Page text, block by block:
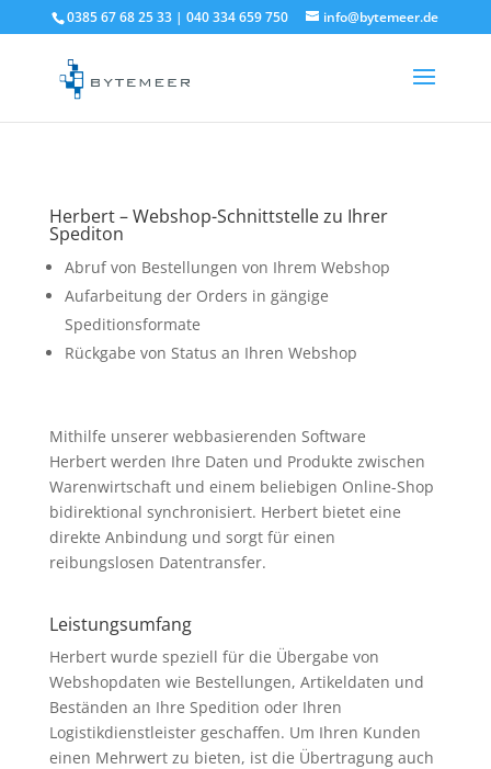
0385 67 68 25 33 | 040 334 659 750 info@bytemeer.de
Herbert – Webshop-Schnittstelle zu Ihrer
Spediton
Abruf von Bestellungen von Ihrem Webshop
Aufarbeitung der Orders in gängige
Speditionsformate
Rückgabe von Status an Ihren Webshop
Mithilfe unserer webbasierenden Software
Herbert werden Ihre Daten und Produkte zwischen
Warenwirtschaft und einem beliebigen Online-Shop
bidirektional synchronisiert. Herbert bietet eine
direkte Anbindung und sorgt für einen
reibungslosen Datentransfer.
Leistungsumfang
Herbert wurde speziell für die Übergabe von
Webshopdaten wie Bestellungen, Artikeldaten und
Beständen an Ihre Spedition oder Ihren
Logistikdienstleister geschaffen. Um Ihren Kunden
einen Mehrwert zu bieten, ist die Übertragung auch